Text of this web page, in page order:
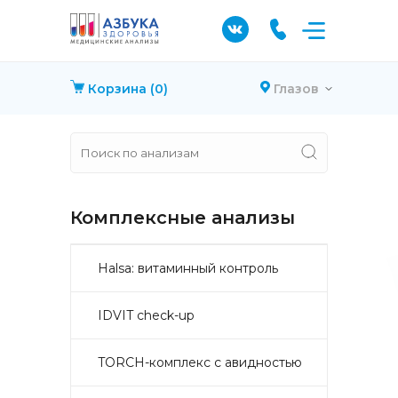
Корзина (0) Глазов
Комплексные анализы
Halsa: витаминный контроль
IDVIT check-up
TORCH-комплекс с авидностью